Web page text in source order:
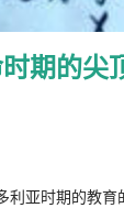
期的尖
利亚时期的教